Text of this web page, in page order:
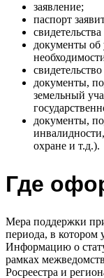
заявление;
паспорт
документы
документы,
земельный
документы,
охране и т.д.).
Где
Мера поддержки
периода, в котором
Информацию о
рамках
Росреестра и